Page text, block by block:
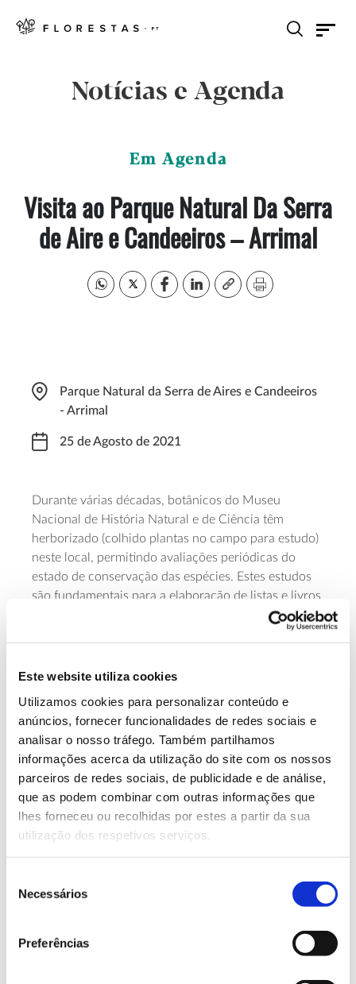
Este website utiliza cookies
Utilizamos cookies para personalizar conteúdo e
anúncios, fornecer funcionalidades de redes sociais e
analisar o nosso tráfego. Também partilhamos
informações acerca da utilização do site com os nossos
parceiros de redes sociais, de publicidade e de análise,
que as podem combinar com outras informações que
lhes forneceu ou recolhidas por estes a partir da sua
utilização dos respetivos serviços.
Necessários
Preferências
Notícias e Agenda
Em Agenda
Visita ao Parque Natural Da Serra
de Aire e Candeeiros – Arrimal
Parque Natural da Serra de Aires e Candeeiros
- Arrimal
25 de Agosto de 2021
Durante várias décadas, botânicos do Museu
Nacional de História Natural e de Ciência têm
herborizado (colhido plantas no campo para estudo)
neste local, permitindo avaliações periódicas do
estado de conservação das espécies. Estes estudos
são fundamentais para a elaboração de listas e livros
vermelhos. O Museu dá assim oportunidade do
diversos aspetos ecológicos, taxonómicos e de
habitatsnaturais. Com um custo de 10 euros, as
inscrições devem ser realizadas através do
formulário.
Saiba mais sobre esta saída de campo
13.07.2026
Genoma do priolo e de outras espécies em risco:
conhecer para conservar